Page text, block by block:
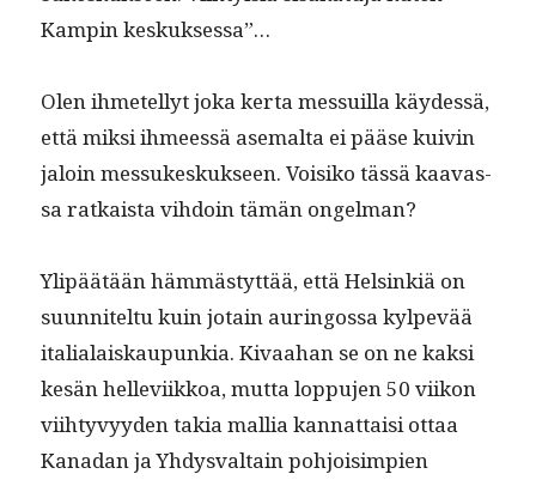
Kampin keskuksessa”…
Olen ihme­tel­lyt joka ker­ta mes­suil­la käy­dessä,
että mik­si ihmeessä ase­mal­ta ei pääse kuiv­in
jaloin mes­sukeskuk­seen. Voisiko tässä kaavas­
sa ratkaista vih­doin tämän ongelman?
Ylipäätään häm­mästyt­tää, että Helsinkiä on
suun­nitel­tu kuin jotain auringos­sa kylpevää
ital­ialaiskaupunkia. Kivaa­han se on ne kak­si
kesän helle­vi­ikkoa, mut­ta lop­pu­jen 50 viikon
viihtyvyy­den takia mallia kan­nat­taisi ottaa
Kanadan ja Yhdys­val­tain pohjoisimpi­en